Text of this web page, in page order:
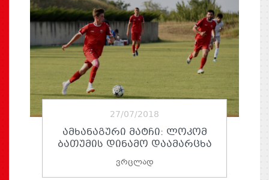
27/07/2018
ᲐᲛᲮᲐᲜᲐᲒᲣᲠᲘ ᲛᲐᲢᲩᲘ: ᲚᲝᲙᲝᲛ
ᲑᲐᲗᲣᲛᲘᲡ ᲓᲘᲜᲐᲛᲝ ᲓᲐᲐᲛᲐᲠᲪᲮᲐ
ვრცლად